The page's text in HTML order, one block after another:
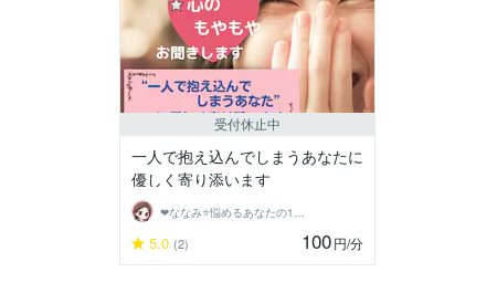
受付休止中
一人で抱え込んでしまうあなたに
優しく寄り添います
❤ななみ⭐悩めるあなたの1番の味方❤
5.0 (2) 100円/分